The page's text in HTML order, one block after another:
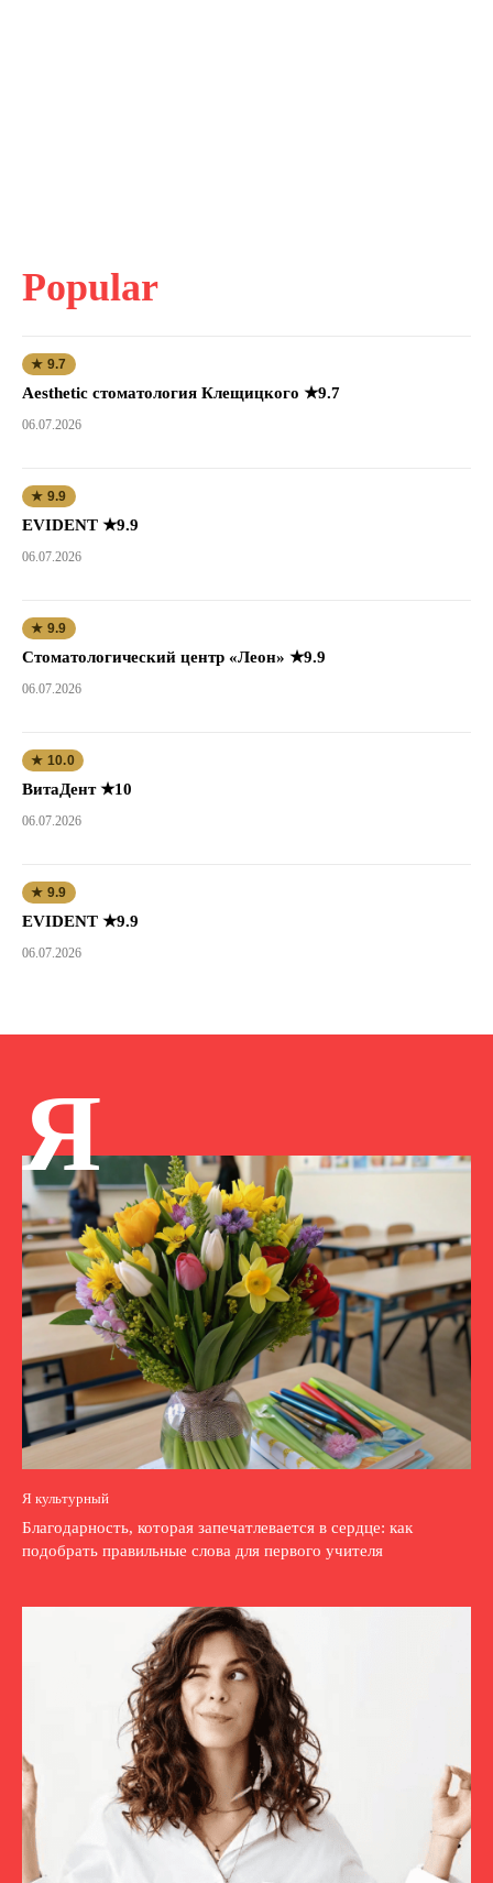
Popular
★ 9.7
Aesthetic стоматология Клещицкого ★9.7
06.07.2026
★ 9.9
EVIDENT ★9.9
06.07.2026
★ 9.9
Стоматологический центр «Леон» ★9.9
06.07.2026
★ 10.0
ВитаДент ★10
06.07.2026
★ 9.9
EVIDENT ★9.9
06.07.2026
Я
Я культурный
Благодарность, которая запечатлевается в сердце: как
подобрать правильные слова для первого учителя